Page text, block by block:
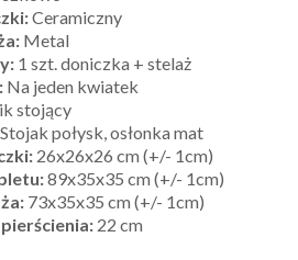
Ceramiczny
Metal
1 szt. doniczka + stelaż
Na jeden kwiatek
stojący
Stojak połysk, osłonka mat
26x26x26 cm (+/- 1cm)
89x35x35 cm (+/- 1cm)
73x35x35 cm (+/- 1cm)
22 cm